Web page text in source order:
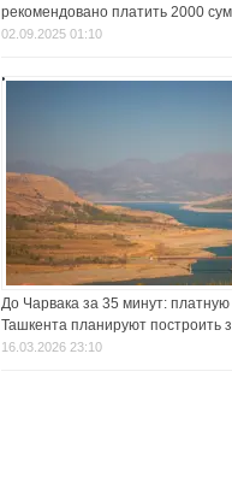
рекомендовано платить 2000
02.09.2025 01:10
До Чарвака за 35 минут: платную
Ташкента планируют построить
16.03.2026 23:10